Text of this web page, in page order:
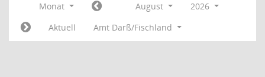
Monat August
2026
Aktuell
Amt Darß/Fischland